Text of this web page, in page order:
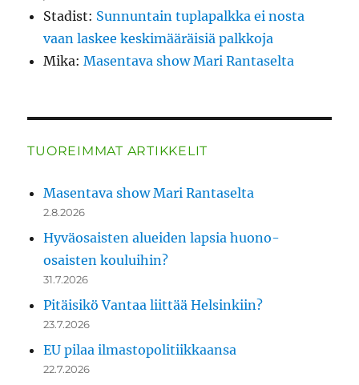
Stadist: Sunnuntain tuplapalkka ei nosta
vaan laskee keskimääräisiä palkkoja
Mika:Masentava show Mari Rantaselta
TUOREIMMAT ARTIKKELIT
Masentava show Mari Rantaselta
2.8.2026
Hyväosaisten alueiden lapsia huono-
osaisten kouluihin?
31.7.2026
Pitäisikö Vantaa liittää Helsinkiin?
23.7.2026
EU pilaa ilmastopolitiikkaansa
22.7.2026